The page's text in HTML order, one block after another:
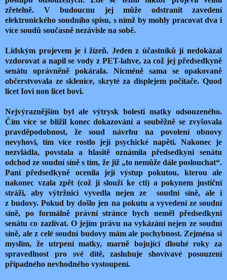
zřetelně. V budoucnu jej může odstranit zavedení
elektronického soudního spisu, s nímž by mohly pracovat dva i
více soudů současně nezávisle na sobě.
Lidským projevem je i žízeň. Jeden z účastníků jí nedokázal
vzdorovat a napil se vody z PET-lahve, za což jej předsedkyně
senátu oprávněně pokárala. Nicméně sama se opakovaně
občerstvovala ze sklenice, skryté za displejem počítače. Quod
licet Iovi non licet bovi.
Nejvýraznějším byl ale výtrysk bolesti matky odsouzeného.
Čím více se blížil konec dokazování a souběžně se zvyšovala
pravděpodobnost, že soud návrhu na povolení obnovy
nevyhoví, tím více rostlo její psychické napětí. Nakonec je
nezvládla, povstala a hlasitě oznámila předsedkyni senátu
odchod ze soudní síně s tím, že již „to nemůže dále poslouchat“.
Paní předsedkyně ocenila její výstup pokutou, kterou ale
nakonec vzala zpět (což jí slouží ke cti) a pokynem justiční
stráži, aby výtržnici vyvedla nejen ze soudní síně, ale i
z budovy. Pokud by došlo jen na pokutu a vyvedení ze soudní
síně, po formálně právní stránce bych neměl předsedkyni
senátu co zazlívat. O jejím právu na vykázání nejen ze soudní
síně, ale z celé soudní budovy mám ale pochybnost. Zejména si
myslím, že utrpení matky, marně bojující dlouhé roky za
spravedlnost pro své dítě, zasluhuje shovívavé posouzení
případného nevhodného vystoupení.